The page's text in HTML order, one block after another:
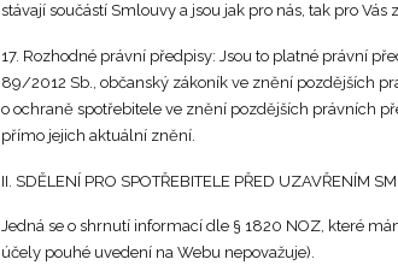
stávají součástí Smlouvy a jsou jak pro nás, tak pro Vás
17. Rozhodné právní předpisy: Jsou to platné právní
89/2012 Sb., občanský zákoník ve znění pozdějších
o ochraně spotřebitele ve znění pozdějších právních
přímo jejich aktuální znění.
II. SDĚLENÍ PRO SPOTŘEBITELE PŘED UZAVŘENÍM
Jedná se o shrnutí informací dle § 1820 NOZ, které
účely pouhé uvedení na Webu nepovažuje).